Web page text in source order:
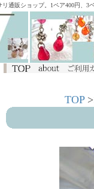
通販ショップ。1ペア400円、
TOP